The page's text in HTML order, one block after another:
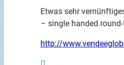
Etwas sehr
– single handed
http://